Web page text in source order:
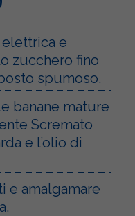
e
zucchero fino
spumoso.
banane mature
Scremato
e l’olio di
e amalgamare